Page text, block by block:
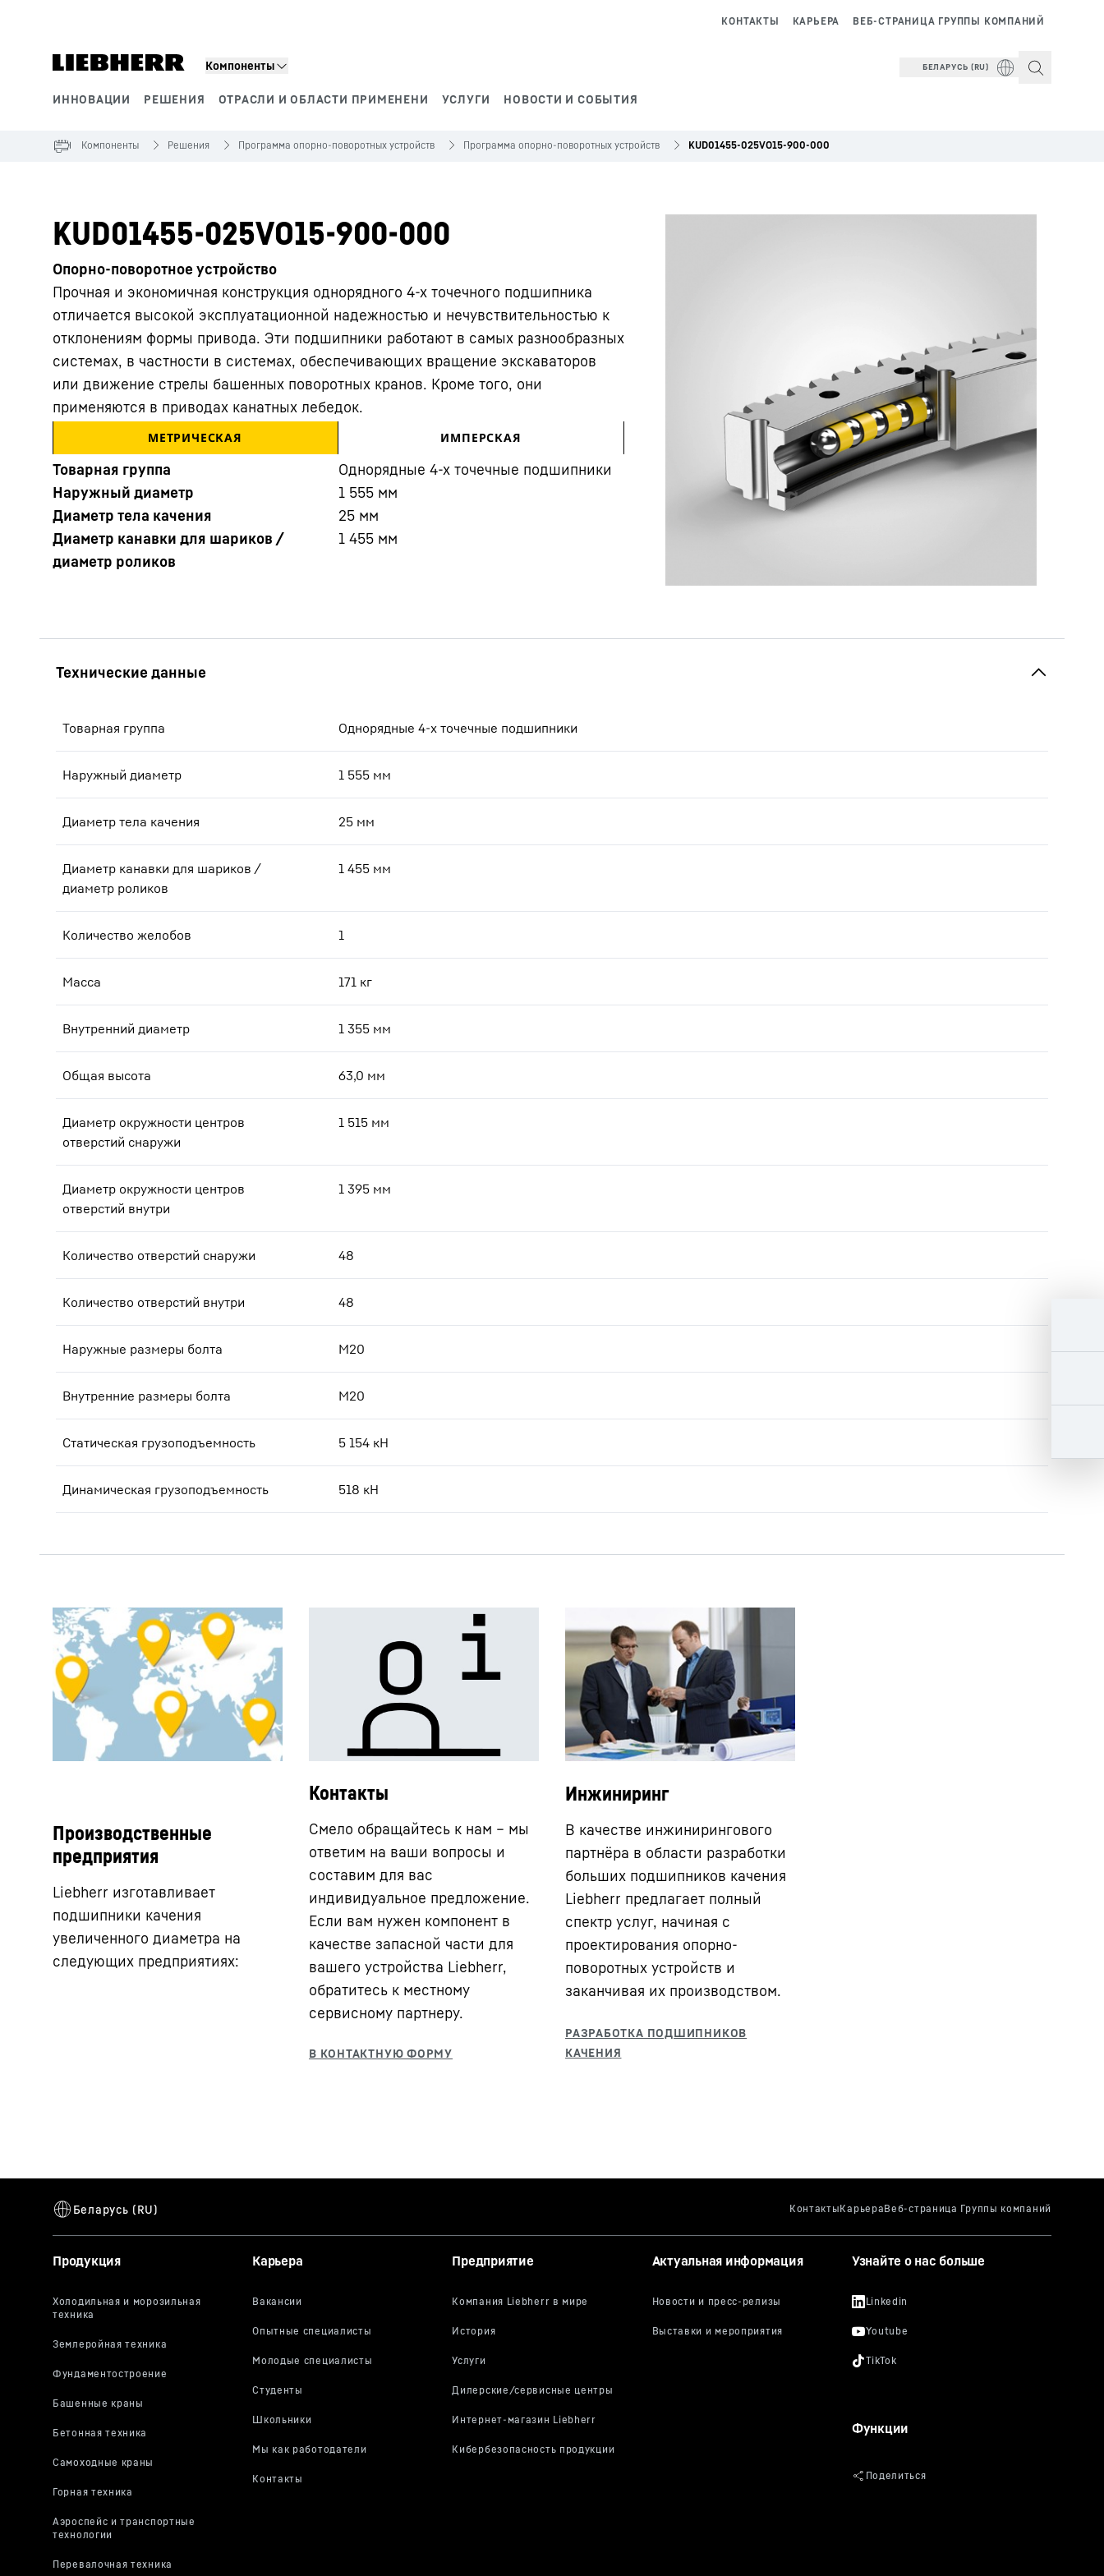
Компоненты
ИННОВАЦИИ РЕШЕНИЯ ОТРАСЛИ И ОБЛАСТИ ПРИМЕНЕНИ УСЛУГИ НОВОСТИ И СОБЫТИЯ
ВЕБ-СТРАНИЦА ГРУППЫ КОМПАНИЙ
КАРЬЕРА
КОНТАКТЫ
БЕЛАРУСЬ (RU)
Подробнее о компании
Компоненты Решения Программа опорно-поворотных устройств Программа опорно-поворотных устройств KUD01455-025VO15-900-000
KUD01455-025VO15-900-000
Опорно-поворотное устройство
Прочная и экономичная конструкция однорядного 4-х точечного подшипника
отличается высокой эксплуатационной надежностью и нечувствительностью к
отклонениям формы привода. Эти подшипники работают в самых разнообразных
системах, в частности в системах, обеспечивающих вращение экскаваторов
или движение стрелы башенных поворотных кранов. Кроме того, они
применяются в приводах канатных лебедок.
МЕТРИЧЕСКАЯ ИМПЕРСКАЯ
Товарная группа
Oднорядные 4-х точечные подшипники
Наружный диаметр
1 555 мм
Диаметр тела качения
25 мм
Диаметр канавки для шариков /
диаметр роликов
1 455 мм
Товарная группа Oднорядные 4-х точечные подшипники
Наружный диаметр 1 555 мм
Диаметр тела качения 25 мм
Диаметр канавки для шариков /
диаметр роликов
1 455 мм
Количество желобов 1
Масса 171 кг
Внутренний диаметр 1 355 мм
Общая высота 63,0 мм
Диаметр окружности центров
отверстий снаружи
1 515 мм
Диаметр окружности центров
отверстий внутри
1 395 мм
Количество отверстий снаружи 48
Количество отверстий внутри 48
Наружные размеры болта M20
Внутренние размеры болта M20
Статическая грузоподъемность 5 154 кН
Динамическая грузоподъемность 518 кН
Производственные
предприятия
Liebherr изготавливает
подшипники качения
увеличенного диаметра на
следующих предприятиях:
Контакты
Смело обращайтесь к нам – мы
ответим на ваши вопросы и
составим для вас
индивидуальное предложение.
Если вам нужен компонент в
качестве запасной части для
вашего устройства Liebherr,
обратитесь к местному
сервисному партнеру.
Инжиниринг
В качестве инжинирингового
партнёра в области разработки
больших подшипников качения
Liebherr предлагает полный
спектр услуг, начиная с
проектирования опорно-
поворотных устройств и
заканчивая их производством.
Продукция Карьера Предприятие Актуальная информация Узнайте о нас больше
Функции